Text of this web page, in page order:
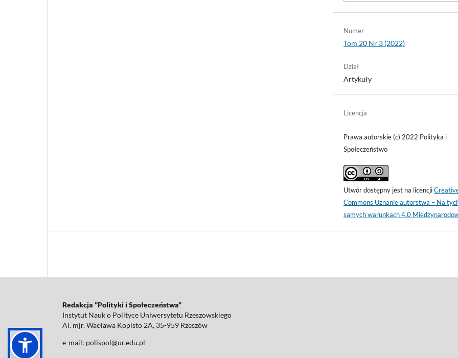
Numer
Tom 20 Nr 3 (2022)
Dział
Artykuły
Licencja
Prawa autorskie (c) 2022 Polityka i
Społeczeństwo
Utwór dostępny jest na licencji
Commons Uznanie autorstwa – Na
samych warunkach 4.0
Redakcja "Polityki i Społeczeństwa"
Instytut Nauk o Polityce Uniwersytetu Rzeszowskiego
Al. mjr. Wacława Kopisto 2A, 35-959 Rzeszów
e-mail: polispol@ur.edu.pl